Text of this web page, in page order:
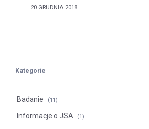
20 GRUDNIA 2018
Kategorie
Badanie (11)
Informacje o JSA (1)